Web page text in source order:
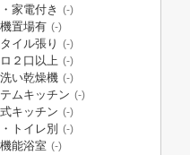
家電付き (-)
置場有 (-)
イル張り (-)
２口以上 (-)
い乾燥機 (-)
ムキッチン (-)
キッチン (-)
トイレ別 (-)
能浴室 (-)